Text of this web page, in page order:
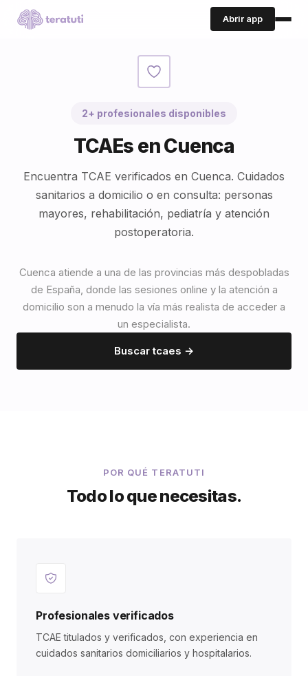
Abrir app
2+ profesionales disponibles
TCAEs en Cuenca
Encuentra TCAE verificados en Cuenca. Cuidados
sanitarios a domicilio o en consulta: personas
mayores, rehabilitación, pediatría y atención
postoperatoria.
Cuenca atiende a una de las provincias más despobladas
de España, donde las sesiones online y la atención a
domicilio son a menudo la vía más realista de acceder a
un especialista.
Buscar tcaes →
POR QUÉ TERATUTI
Todo lo que necesitas.
Profesionales verificados
TCAE titulados y verificados, con experiencia en
cuidados sanitarios domiciliarios y hospitalarios.